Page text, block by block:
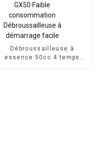
Débroussailleuse à
essence 50cc 4 temps